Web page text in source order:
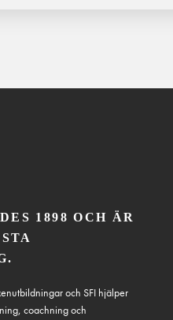
1898 OCH ÄR
och SFI hjälper
coachning och